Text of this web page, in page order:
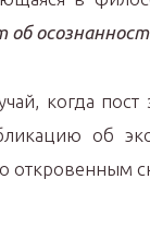
когда
об
откровенным